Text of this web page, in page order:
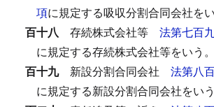
項に規定する吸収分割合同会社をい
百十八 存続株式会社等
法第七百
に規定する存続株式会社等をいう。
百十九 新設分割合同会社
法第八
に規定する新設分割合同会社をいう